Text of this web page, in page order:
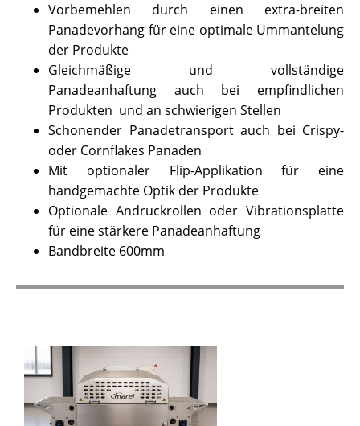
Vorbemehlen durch einen extra-breiten
Panadevorhang für eine optimale Ummantelung
der Produkte
Gleichmäßige und vollständige
Panadeanhaftung auch bei empfindlichen
Produkten und an schwierigen Stellen
Schonender Panadetransport auch bei Crispy-
oder Cornflakes Panaden
Mit optionaler Flip-Applikation für eine
handgemachte Optik der Produkte
Optionale Andruckrollen oder Vibrationsplatte
für eine stärkere Panadeanhaftung
Bandbreite 600mm